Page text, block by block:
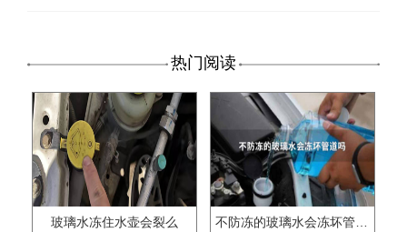
热门阅读
玻璃水冻住水壶会裂么